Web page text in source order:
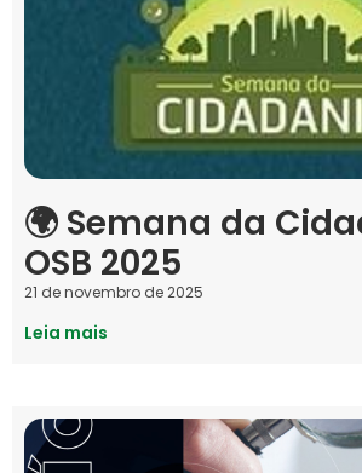
🌍 Semana da
OSB 2025
21 de novembro de 2025
Leia mais